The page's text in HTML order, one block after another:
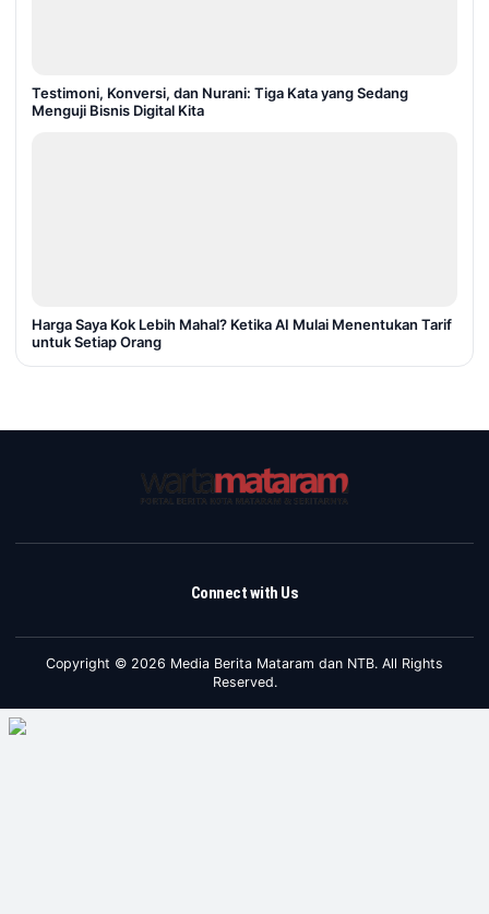
Testimoni, Konversi, dan Nurani: Tiga Kata yang Sedang
Menguji Bisnis Digital Kita
Harga Saya Kok Lebih Mahal? Ketika AI Mulai Menentukan Tarif
untuk Setiap Orang
Connect with Us
Copyright © 2026 Media Berita Mataram dan NTB. All Rights
Reserved.